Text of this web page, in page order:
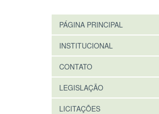
PÁGINA PRINCIPAL
INSTITUCIONAL
CONTATO
LEGISLAÇÃO
LICITAÇÕES